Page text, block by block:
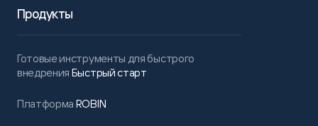
Продукты
Готовые инструменты для быстрого
внедрения Быстрый старт
Платформа ROBIN